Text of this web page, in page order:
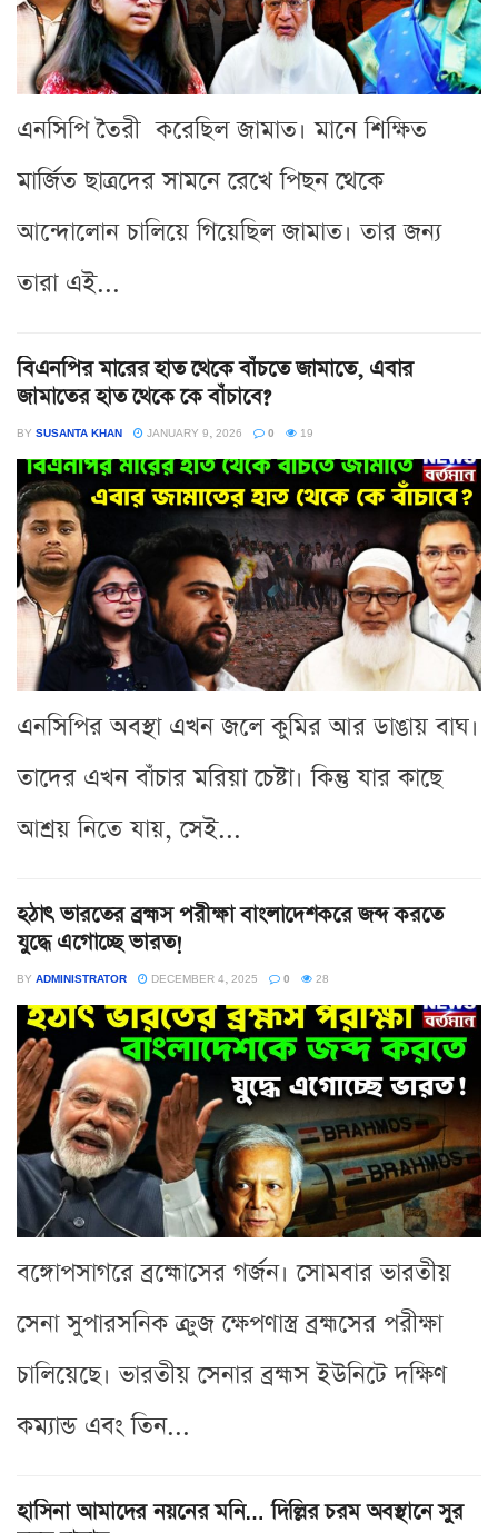
এনসিপি তৈরী করেছিল জামাত। মানে শিক্ষিত
মার্জিত ছাত্রদের সামনে রেখে পিছন থেকে
আন্দোলোন চালিয়ে গিয়েছিল জামাত। তার জন্য
তারা এই...
বিএনপির মারের হাত থেকে বাঁচতে জামাতে, এবার
জামাতের হাত থেকে কে বাঁচাবে?
BY SUSANTA KHAN JANUARY 9, 2026 0 19
এনসিপির অবস্থা এখন জলে কুমির আর ডাঙায় বাঘ।
তাদের এখন বাঁচার মরিয়া চেষ্টা। কিন্তু যার কাছে
আশ্রয় নিতে যায়, সেই...
হঠাৎ ভারতের ব্রহ্মস পরীক্ষা বাংলাদেশকরে জব্দ করতে
যুদ্ধে এগোচ্ছে ভারত!
BY ADMINISTRATOR DECEMBER 4, 2025 0 28
বঙ্গোপসাগরে ব্রহ্মোসের গর্জন। সোমবার ভারতীয়
সেনা সুপারসনিক ক্রুজ ক্ষেপণাস্ত্র ব্রহ্মসের পরীক্ষা
চালিয়েছে। ভারতীয় সেনার ব্রহ্মস ইউনিটে দক্ষিণ
কম্যান্ড এবং তিন...
হাসিনা আমাদের নয়নের মনি… দিল্লির চরম অবস্থানে সুর